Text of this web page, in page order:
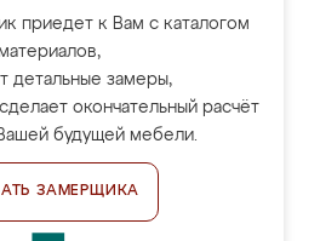
приедет к Вам с каталогом
материалов,
детальные замеры,
окончательный расчёт
будущей мебели.
ЗАМЕРЩИКА